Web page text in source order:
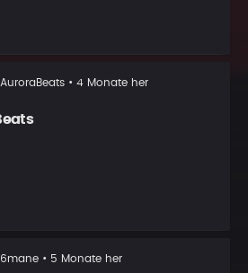
AuroraBeats • 4 Monate her
6mane • 5 Monate her